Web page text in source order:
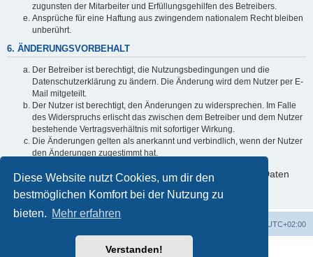
Diese Website nutzt Cookies, um dir den
bestmöglichen Komfort bei der Nutzung zu
bieten. Mehr erfahren
Verstanden!
zugunsten der Mitarbeiter und Erfüllungsgehilfen des Betreibers.
Ansprüche für eine Haftung aus zwingendem nationalem Recht bleiben
unberührt.
6. ÄNDERUNGSVORBEHALT
Der Betreiber ist berechtigt, die Nutzungsbedingungen und die
Datenschutzerklärung zu ändern. Die Änderung wird dem Nutzer per E-
Mail mitgeteilt.
Der Nutzer ist berechtigt, den Änderungen zu widersprechen. Im Falle
des Widerspruchs erlischt das zwischen dem Betreiber und dem Nutzer
bestehende Vertragsverhältnis mit sofortiger Wirkung.
Die Änderungen gelten als anerkannt und verbindlich, wenn der Nutzer
den Änderungen zugestimmt hat.
Informationen über den Umgang mit deinen persönlichen Daten
sind in der Datenschutzerklärung enthalten.
UTC+02:00
Powered byphpBB® Forum Software © phpBB Limited